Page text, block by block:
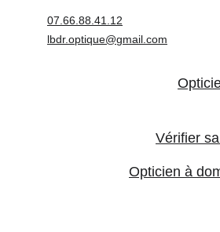
lbdr.optique@gmail.com
07.66.88.41.12
Vérifier
Opticien à